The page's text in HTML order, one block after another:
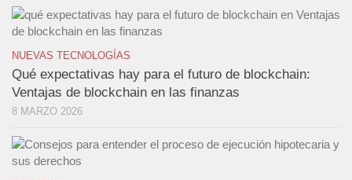
NUEVAS TECNOLOGÍAS
Qué expectativas hay para el futuro de blockchain:
Ventajas de blockchain en las finanzas
8 MARZO 2026